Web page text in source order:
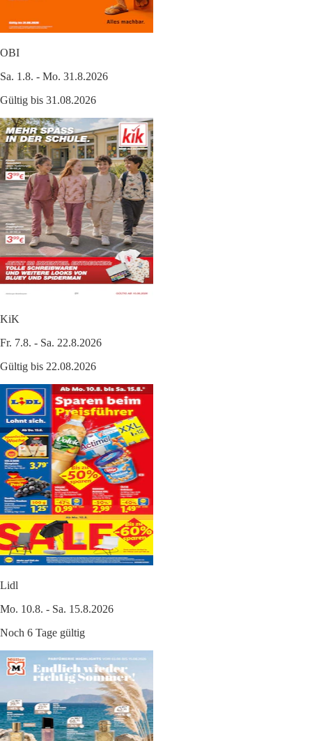
OBI
Sa. 1.8. - Mo. 31.8.2026
Gültig bis 31.08.2026
KiK
Fr. 7.8. - Sa. 22.8.2026
Gültig bis 22.08.2026
Lidl
Mo. 10.8. - Sa. 15.8.2026
Noch 6 Tage gültig